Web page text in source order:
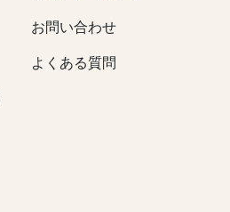
お問い合わせ
よくある質問